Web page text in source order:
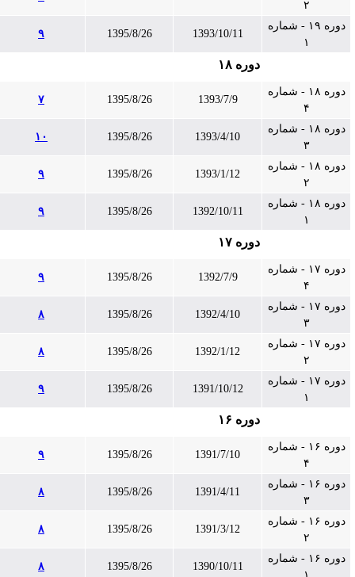
دوره ۱۹ - شماره
1393/10/11
1395/8/26
دوره ۱۸
دوره ۱۸ - شماره
1393/7/9
1395/8/26
دوره ۱۸ - شماره
1393/4/10
1395/8/26 ۱۰
دوره ۱۸ - شماره
1393/1/12
1395/8/26
دوره ۱۸ - شماره
1392/10/11
1395/8/26
دوره ۱۷
دوره ۱۷ - شماره
1392/7/9
1395/8/26
دوره ۱۷ - شماره
1392/4/10
1395/8/26
دوره ۱۷ - شماره
1392/1/12
1395/8/26
دوره ۱۷ - شماره
1391/10/12
1395/8/26
دوره ۱۶
دوره ۱۶ - شماره
1391/7/10
1395/8/26
دوره ۱۶ - شماره
1391/4/11
1395/8/26
دوره ۱۶ - شماره
1391/3/12
1395/8/26
دوره ۱۶ - شماره
1390/10/11
1395/8/26